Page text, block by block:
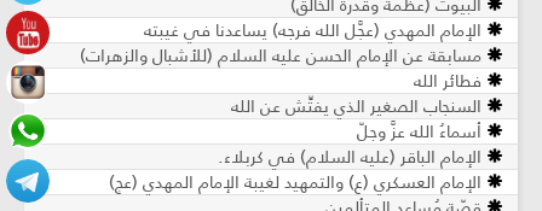
الإمام المهدي (عجَّل الله فرجه) يساعدنا في غيبته
مسابقة عن الإمام الحسن عليه السلام (للأشبال والزهرات)
فطائر الله
السنجاب الصغير الذي يفتِّش عن الله
أسماءُ الله عزَّ وجلّ
الإمام الباقر (عليه السلام) في كربلاء.
الإمام العسكري (ع) والتمهيد لغيبة الإمام المهدي (عج)